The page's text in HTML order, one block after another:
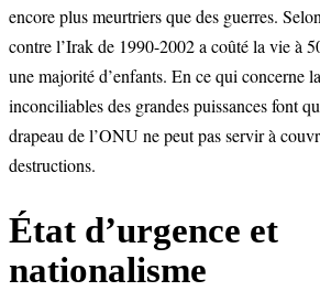
encore plus meurtriers que des guerres.
contre l’Irak de 1990-2002 a coûté la vie à
une majorité d’enfants. En ce qui concerne
inconciliables des grandes puissances font
drapeau de l’ONU ne peut pas servir à
destructions.
État d’urgence et
nationalisme